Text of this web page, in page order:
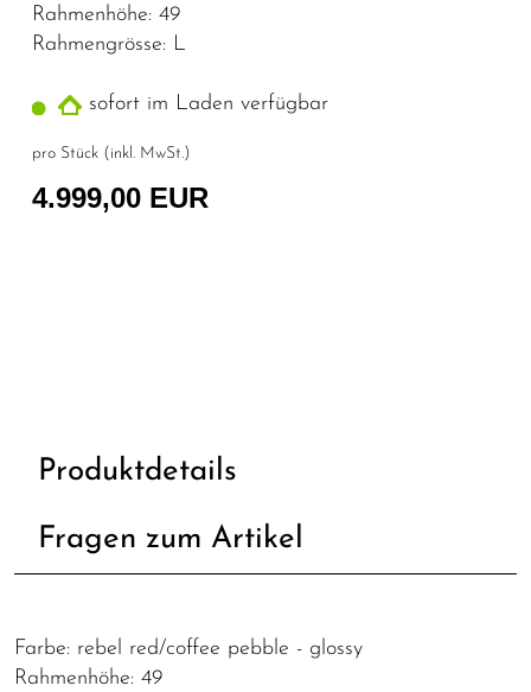
Rahmenhöhe: 49
Rahmengrösse: L
sofort im Laden verfügbar
pro Stück (inkl. MwSt.)
4.999,00 EUR
Produktdetails
Fragen zum Artikel
Farbe: rebel red/coffee pebble - glossy
Rahmenhöhe: 49